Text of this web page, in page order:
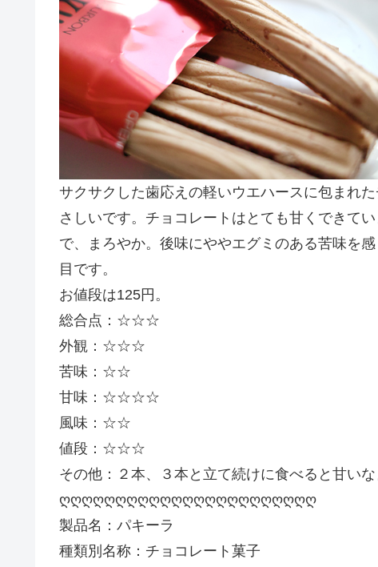
サクサクした歯応えの軽いウエハースに包まれ
さしいです。チョコレートはとても甘くできて
で、まろやか。後味にややエグミのある苦味を
目です。
お値段は125円。
総合点：☆☆☆
外観：☆☆☆
苦味：☆☆
甘味：☆☆☆☆
風味：☆☆
値段：☆☆☆
その他：２本、３本と立て続けに食べると甘いな
ღღღღღღღღღღღღღღღღღღღღღღღ
製品名：パキーラ
種類別名称：チョコレート菓子